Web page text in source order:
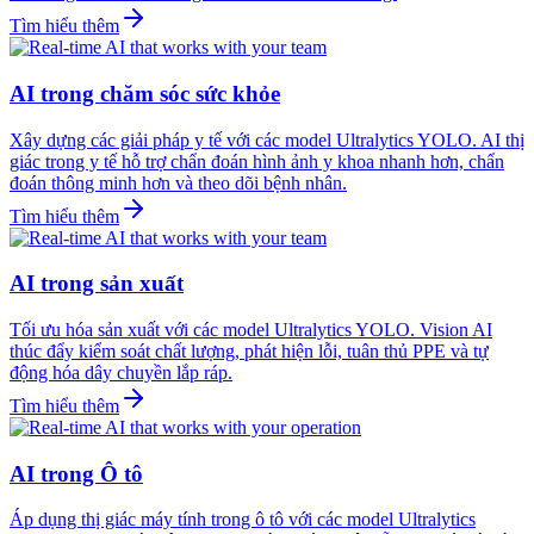
Tìm hiểu thêm
AI trong chăm sóc sức khỏe
Xây dựng các giải pháp y tế với các model Ultralytics YOLO. AI thị
giác trong y tế hỗ trợ chẩn đoán hình ảnh y khoa nhanh hơn, chẩn
đoán thông minh hơn và theo dõi bệnh nhân.
Tìm hiểu thêm
AI trong sản xuất
Tối ưu hóa sản xuất với các model Ultralytics YOLO. Vision AI
thúc đẩy kiểm soát chất lượng, phát hiện lỗi, tuân thủ PPE và tự
động hóa dây chuyền lắp ráp.
Tìm hiểu thêm
AI trong Ô tô
Áp dụng thị giác máy tính trong ô tô với các model Ultralytics